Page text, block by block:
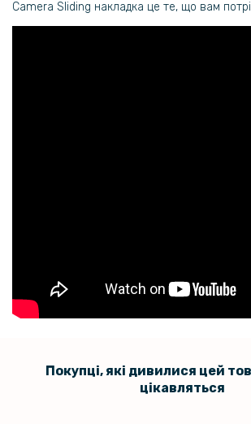
Camera Sliding накладка це те, що вам
Покупці, які дивилися цей
цікавляться